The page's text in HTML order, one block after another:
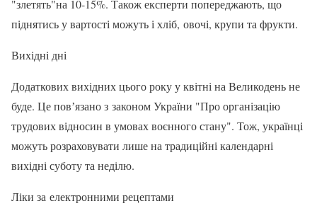
"злетять"на 10-15%. Також експерти попереджають, що
піднятись у вартості можуть і хліб, овочі, крупи та фрукти.
Вихідні дні
Додаткових вихідних цього року у квітні на Великодень не
буде. Це повʼязано з законом України "Про організацію
трудових відносин в умовах воєнного стану". Тож, українці
можуть розраховувати лише на традиційні календарні
вихідні суботу та неділю.
Ліки за електронними рецептами